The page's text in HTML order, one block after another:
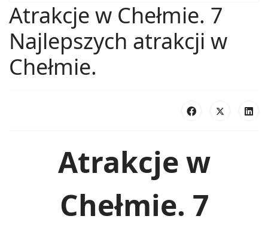
Atrakcje w Chełmie. 7
Najlepszych atrakcji w
Chełmie.
Atrakcje w
Chełmie. 7